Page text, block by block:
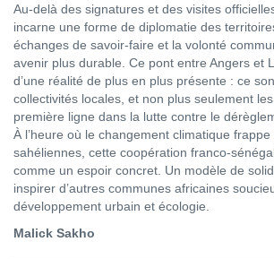
Au-delà des signatures et des visites
incarne une forme de diplomatie des
échanges de savoir-faire et la volonté
avenir plus durable. Ce pont entre Angers et
d’une réalité de plus en plus présente : ce
collectivités locales, et non plus seulement
première ligne dans la lutte contre le
À l’heure où le changement climatique
sahéliennes, cette coopération franco-
comme un espoir concret. Un modèle de
inspirer d’autres communes africaines
développement urbain et écologie.
Malick Sakho